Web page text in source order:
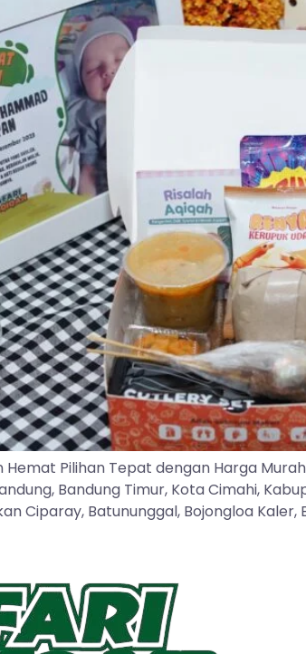
Pilihan Tepat dengan Harga
Bandung Timur, Kota Cimahi,
Ciparay, Batununggal, Bojongloa Kaler,